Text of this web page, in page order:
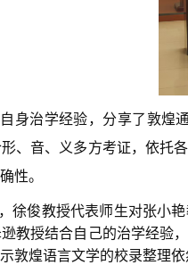
身治学经验，分享了敦煌
、音、义多方考证，依托
性。
徐俊教授代表师生对张小
教授结合自己的治学经验
敦煌语言文学的校录整理